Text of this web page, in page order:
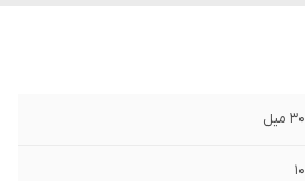
۳۰ میل
10